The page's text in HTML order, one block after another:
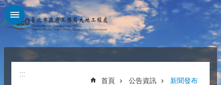
跳到主要內容區塊
:::
:::
首頁 公告資訊 新聞發布